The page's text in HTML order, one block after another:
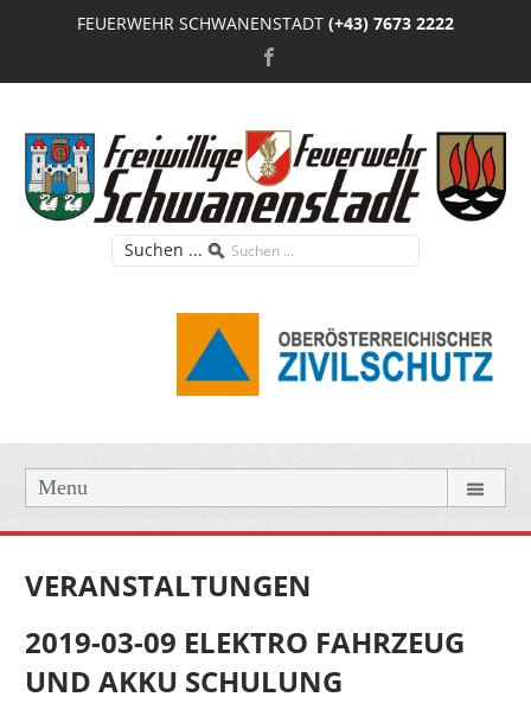
FEUERWEHR SCHWANENSTADT (+43) 7673 2222
Suchen ...
Menu
VERANSTALTUNGEN
2019-03-09 ELEKTRO FAHRZEUG
UND AKKU SCHULUNG